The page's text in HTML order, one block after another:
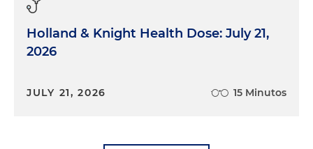
Holland & Knight Health Dose: July 21,
2026
JULY 21, 2026 15 Minutos